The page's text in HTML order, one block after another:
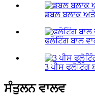
ਡਬਲ ਬਲਾਕ ਅਤੇ
ਫਲੋਟਿੰਗ ਬਾਲ
3 ਪੀਸ ਫਲੋਟਿੰਗ
ਸੰਤੁਲਨ ਵਾਲਵ